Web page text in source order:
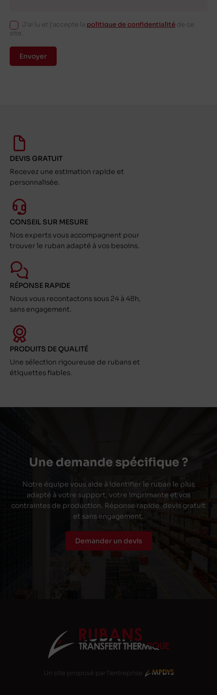
J'ai lu et j'accepte la politique de confidentialité de ce
site.
Envoyer
DEVIS GRATUIT
Recevez une estimation rapide et
personnalisée.
CONSEIL SUR MESURE
Nos experts vous accompagnent pour
trouver le ruban adapté à vos besoins.
RÉPONSE RAPIDE
Nous vous recontactons sous 24 à 48h,
sans engagement.
PRODUITS DE QUALITÉ
Une sélection rigoureuse de rubans et
étiquettes fiables.
Une demande spécifique ?
Notre équipe vous aide à identifier le ruban le plus
adapté à votre support, votre imprimante et vos
contraintes de production. Réponse rapide, devis gratuit
et sans engagement.
Demander un devis
Un site proposé par l'entreprise